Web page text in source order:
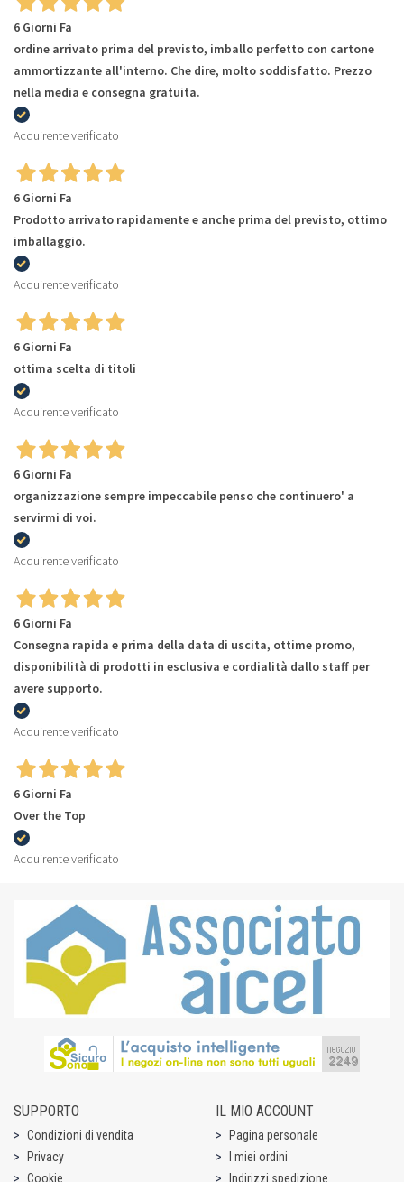
6 Giorni Fa
ordine arrivato prima del previsto, imballo perfetto con cartone
ammortizzante all'interno. Che dire, molto soddisfatto. Prezzo
nella media e consegna gratuita.
Acquirente verificato
6 Giorni Fa
Prodotto arrivato rapidamente e anche prima del previsto, ottimo
imballaggio.
Acquirente verificato
6 Giorni Fa
ottima scelta di titoli
Acquirente verificato
6 Giorni Fa
organizzazione sempre impeccabile penso che continuero' a
servirmi di voi.
Acquirente verificato
6 Giorni Fa
Consegna rapida e prima della data di uscita, ottime promo,
disponibilità di prodotti in esclusiva e cordialità dallo staff per
avere supporto.
Acquirente verificato
6 Giorni Fa
Over the Top
Acquirente verificato
SUPPORTO
Condizioni di vendita
Privacy
Cookie
IL MIO ACCOUNT
Pagina personale
I miei ordini
Indirizzi spedizione